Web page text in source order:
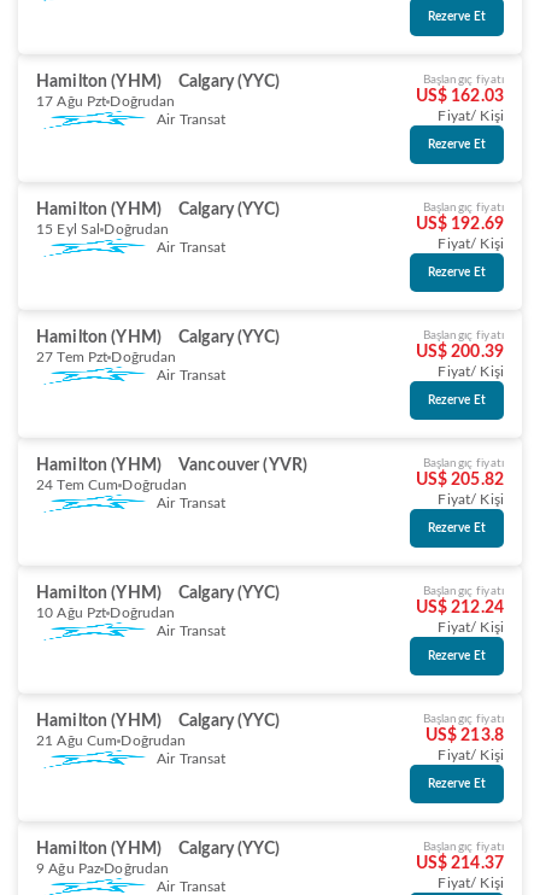
Rezerve Et
Hamilton (YHM) Calgary (YYC)
17 Ağu Pzt Doğrudan
Air Transat
Başlangıç fiyatı
US$ 162.03
Fiyat/ Kişi
Rezerve Et
Hamilton (YHM) Calgary (YYC)
15 Eyl Sal Doğrudan
Air Transat
Başlangıç fiyatı
US$ 192.69
Fiyat/ Kişi
Rezerve Et
Hamilton (YHM) Calgary (YYC)
27 Tem Pzt Doğrudan
Air Transat
Başlangıç fiyatı
US$ 200.39
Fiyat/ Kişi
Rezerve Et
Hamilton (YHM) Vancouver (YVR)
24 Tem Cum Doğrudan
Air Transat
Başlangıç fiyatı
US$ 205.82
Fiyat/ Kişi
Rezerve Et
Hamilton (YHM) Calgary (YYC)
10 Ağu Pzt Doğrudan
Air Transat
Başlangıç fiyatı
US$ 212.24
Fiyat/ Kişi
Rezerve Et
Hamilton (YHM) Calgary (YYC)
21 Ağu Cum Doğrudan
Air Transat
Başlangıç fiyatı
US$ 213.8
Fiyat/ Kişi
Rezerve Et
Hamilton (YHM) Calgary (YYC)
9 Ağu Paz Doğrudan
Air Transat
Başlangıç fiyatı
US$ 214.37
Fiyat/ Kişi